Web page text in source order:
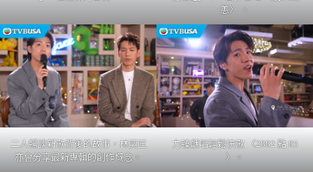
恙〉 。
二人暢談新歌背後的故事，林奕匡
亦會分享最新專輯的創作慨念。
力臻獻唱輕鬆快歌 〈2882 點 85
〉。